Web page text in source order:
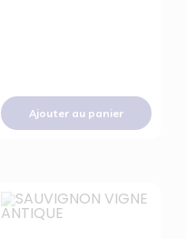
Ajouter au panier